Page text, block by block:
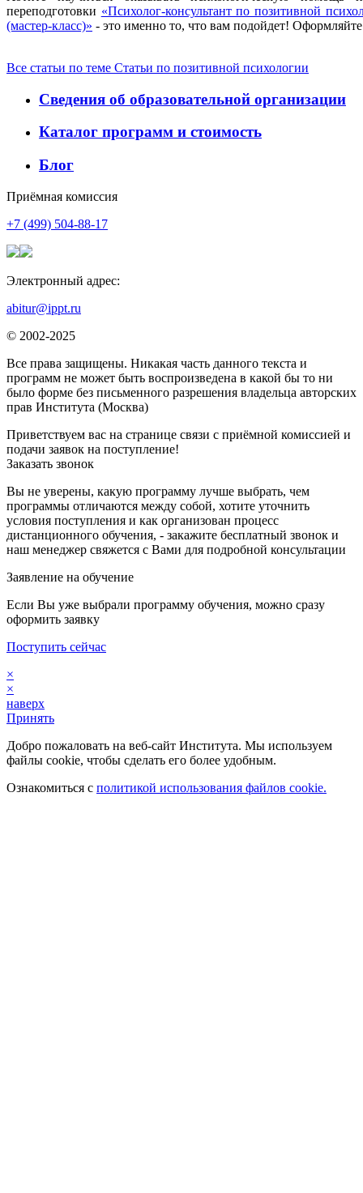
переподготовки «Психолог-консультант по позитивной
(мастер-класс)» - это именно то, что вам подойдет! Оформляйте
Все статьи по теме Статьи по позитивной психологии
Сведения об образовательной организации
Каталог программ и стоимость
Блог
Приёмная комиссия
+7 (499) 504-88-17
Электронный адрес:
abitur@ippt.ru
© 2002-2025
Все права защищены. Никакая часть данного текста и
программ не может быть воспроизведена в какой бы то ни
было форме без письменного разрешения владельца авторских
прав Института (Москва)
Приветствуем вас на странице связи с приёмной комиссией и
подачи заявок на поступление!
Заказать звонок
Вы не уверены, какую программу лучше выбрать, чем
программы отличаются между собой, хотите уточнить
условия поступления и как организован процесс
дистанционного обучения, - закажите бесплатный звонок и
наш менеджер свяжется с Вами для подробной консультации
Заявление на обучение
Если Вы уже выбрали программу обучения, можно сразу
оформить заявку
Поступить сейчас
×
×
наверх
Принять
Добро пожаловать на веб-сайт Института. Мы используем
файлы cookie, чтобы сделать его более удобным.
Ознакомиться с политикой использования файлов cookie.